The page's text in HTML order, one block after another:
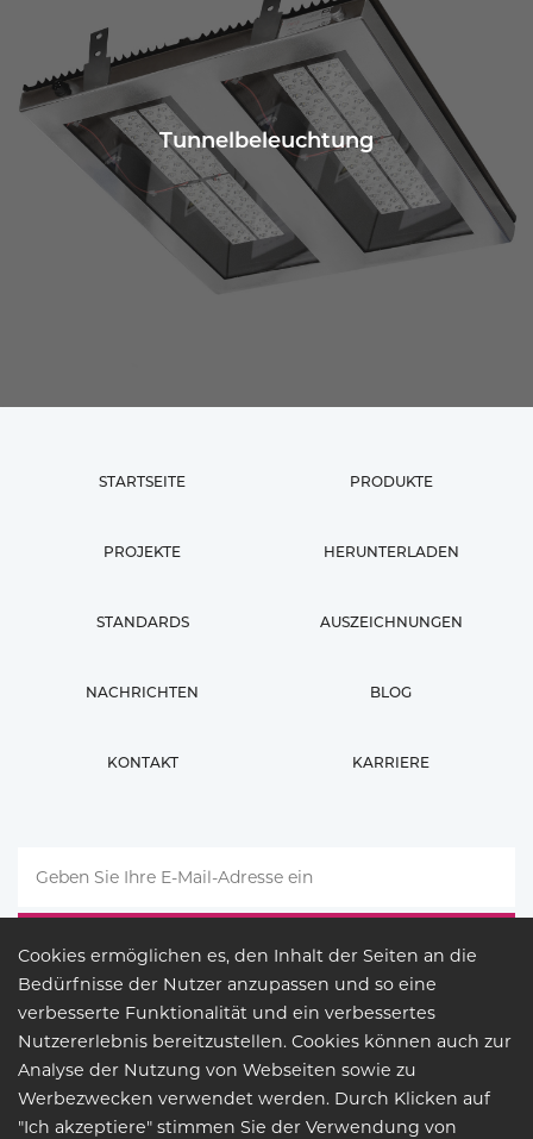
Tunnelbeleuchtung
STARTSEITE PRODUKTE
PROJEKTE HERUNTERLADEN
STANDARDS AUSZEICHNUNGEN
NACHRICHTEN BLOG
KONTAKT KARRIERE
Cookies ermöglichen es, den Inhalt der Seiten an die
Bedürfnisse der Nutzer anzupassen und so eine
verbesserte Funktionalität und ein verbessertes
Nutzererlebnis bereitzustellen. Cookies können auch zur
Analyse der Nutzung von Webseiten sowie zu
Werbezwecken verwendet werden. Durch Klicken auf
"Ich akzeptiere" stimmen Sie der Verwendung von